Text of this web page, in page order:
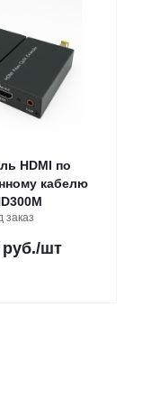
HDMI по
кабелю
заказ
/шт